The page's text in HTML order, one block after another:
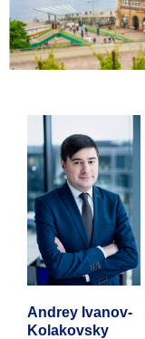
Andrey Ivanov-
Kolakovsky